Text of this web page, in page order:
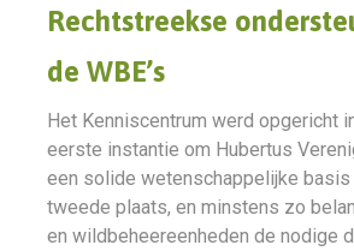
Rechtstreekse
de WBE’s
Het Kenniscentrum werd opgericht
eerste instantie om Hubertus
een solide wetenschappelijke basis
tweede plaats, en minstens zo
en wildbeheereenheden de nodige